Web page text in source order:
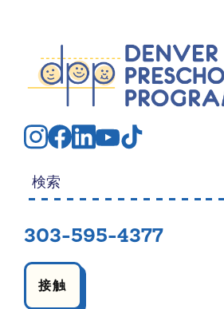
検索する：
303-595-4377
接触